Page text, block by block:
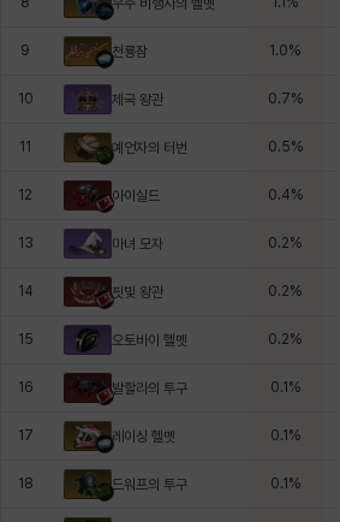
9 천룡잠 1.0%
10 제국 왕관 0.7%
11 예언자의 터번 0.5%
12 아이실드 0.4%
13 마녀 모자 0.2%
14 핏빛 왕관 0.2%
15 오토바이 헬멧 0.2%
16 발할라의 투구 0.1 %
17 레이싱 헬멧 0.1 %
18 드워프의 투구 0.1 %